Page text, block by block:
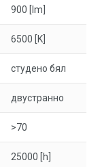
900 [lm]
6500 [K]
студено бял
двустранно
>70
25000 [h]